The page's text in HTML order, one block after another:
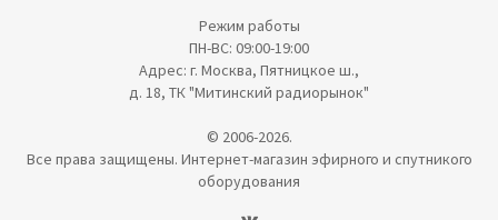
Режим работы
ПН-ВС: 09:00-19:00
Адрес: г. Москва, Пятницкое ш.,
д. 18, ТК "Митинский радиорынок"
© 2006-2026.
Все права защищены. Интернет-магазин эфирного и спутникого
оборудования